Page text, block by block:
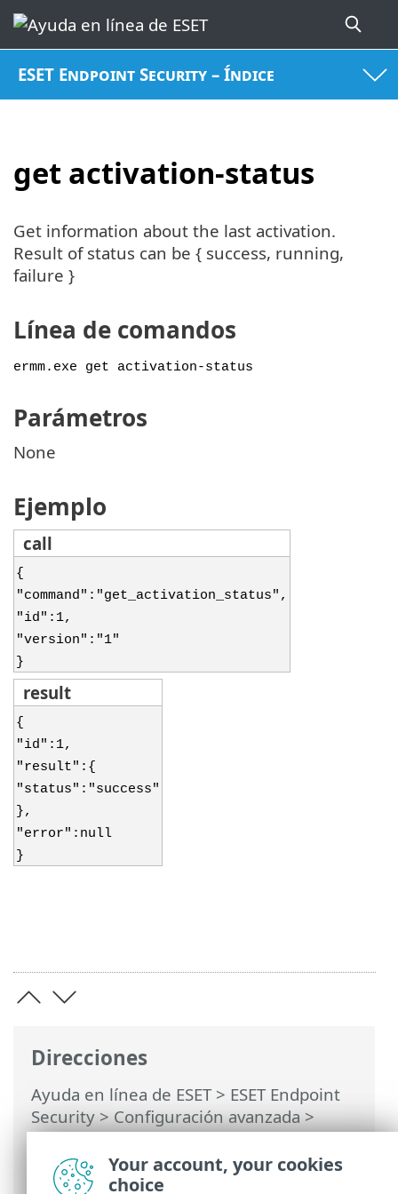
ESET Endpoint Security – Índice
get activation-status
Direcciones
Ayuda en línea de ESET> ESET Endpoint
Security>Configuración avanzada>
Supervisión y administración remotas>
Lista de comandos ERMM JSON > obtener
estado-activación
Get information about the last activation.
Result of status can be { success, running,
failure }
Línea de comandos
ermm.exe get activation-status
Parámetros
None
Ejemplo
call
{
"command":"get_activation_status",
"id":1,
"version":"1"
}
result
{
"id":1,
"result":{
"status":"success"
},
"error":null
}
Your account, your cookies
choice